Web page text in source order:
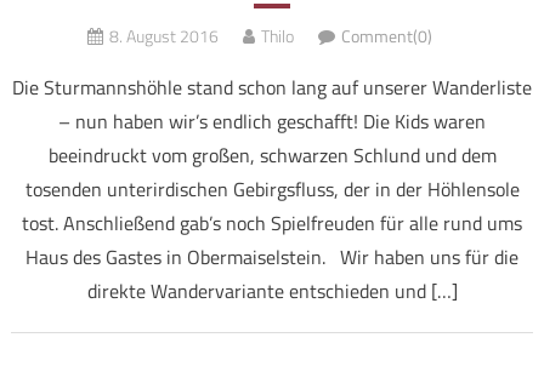
8. August 2016 Thilo Comment(0)
Die Sturmannshöhle stand schon lang auf unserer Wanderliste
– nun haben wir’s endlich geschafft! Die Kids waren
beeindruckt vom großen, schwarzen Schlund und dem
tosenden unterirdischen Gebirgsfluss, der in der Höhlensole
tost. Anschließend gab’s noch Spielfreuden für alle rund ums
Haus des Gastes in Obermaiselstein. Wir haben uns für die
direkte Wandervariante entschieden und […]